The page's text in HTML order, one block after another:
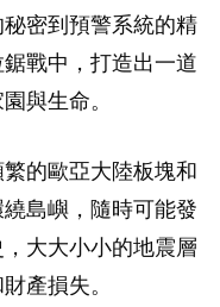
密到預警系統的精
戰中，打造出一道
與生命。
的歐亞大陸板塊和
島嶼，隨時可能發
大大小小的地震層
產損失。